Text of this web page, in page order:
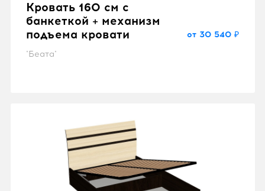
Кровать 160 см с
банкеткой + механизм
подъема кровати
"Беата"
от 30 540 ₽